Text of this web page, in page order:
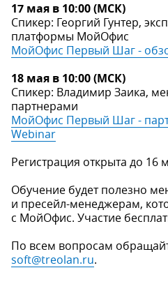
17 мая в 10:00 (МСК)
Спикер: Георгий Гунтер,
платформы МойОфис
МойОфис Первый Шаг -
18 мая в 10:00 (МСК)
Спикер: Владимир Заика,
партнерами
МойОфис Первый Шаг -
Webinar
Регистрация открыта до 16
Обучение будет полезно
и пресейл-менеджерам,
с МойОфис. Участие
По всем вопросам
soft@treolan.ru.